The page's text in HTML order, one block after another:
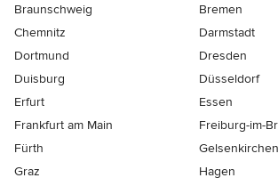
Braunschweig
Bremen
Chemnitz
Darmstadt
Dortmund
Dresden
Duisburg
Düsseldorf
Erfurt
Essen
Frankfurt am Main
Freiburg-im-
Fürth
Gelsenkirchen
Graz
Hagen